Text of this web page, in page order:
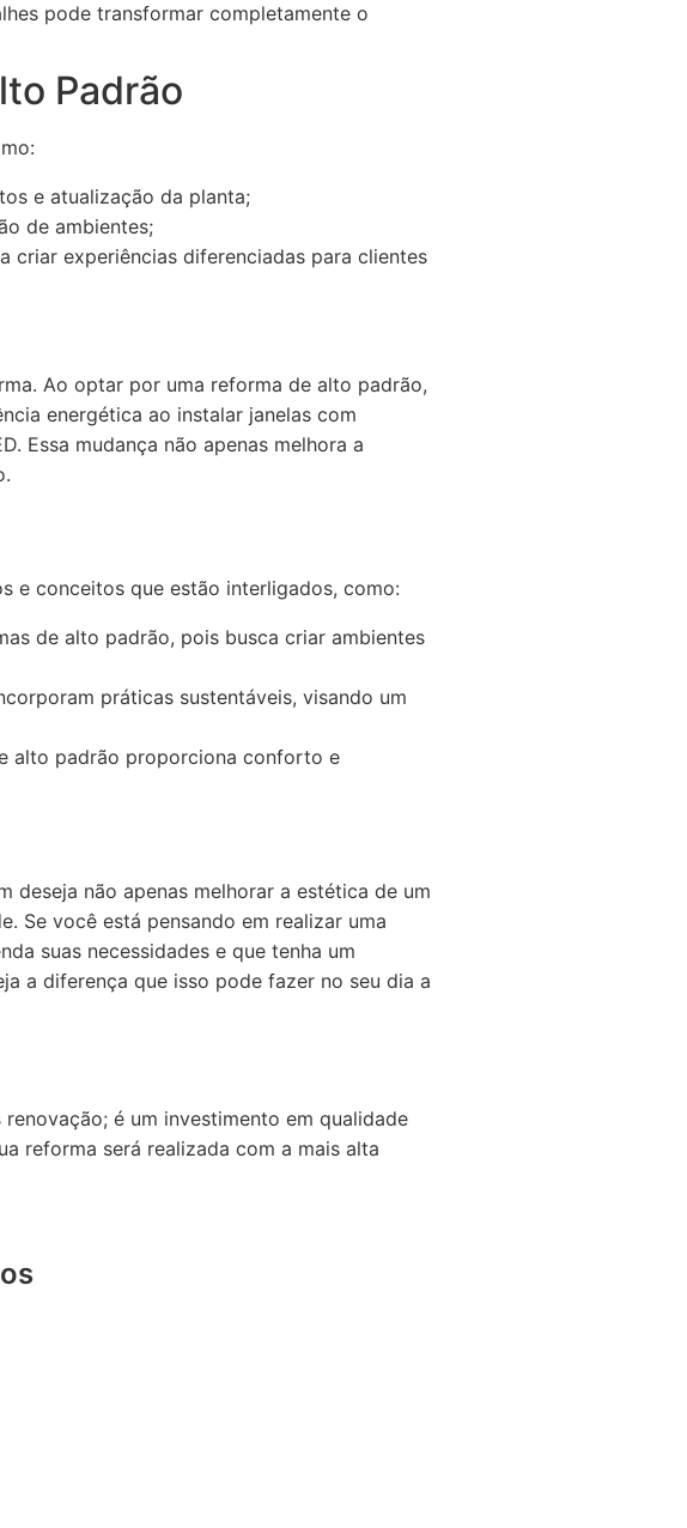
pode transformar completamente o
Padrão
e atualização da planta;
de ambientes;
criar experiências diferenciadas para clientes
Ao optar por uma reforma de alto padrão,
energética ao instalar janelas com
Essa mudança não apenas melhora a
e conceitos que estão interligados, como:
de alto padrão, pois busca criar ambientes
práticas sustentáveis, visando um
alto padrão proporciona conforto e
deseja não apenas melhorar a estética de um
Se você está pensando em realizar uma
suas necessidades e que tenha um
a diferença que isso pode fazer no seu dia a
é um investimento em qualidade
reforma será realizada com a mais alta